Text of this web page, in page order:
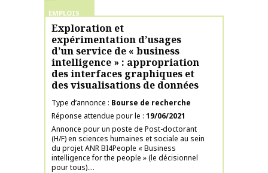
EMPLOIS
Exploration et
expérimentation d’usages
d’un service de « business
intelligence » : appropriation
des interfaces graphiques et
des visualisations de données
Type d’annonce
Bourse de recherche
Réponse attendue pour le 19/06/2021
Annonce pour un poste de Post-doctorant
(H/F) en sciences humaines et sociale au sein
du projet ANR BI4People « Business
intelligence for the people » (le décisionnel
pour tous)....